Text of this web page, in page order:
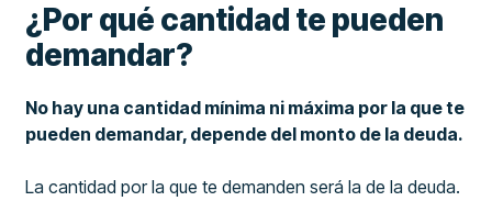
¿Por qué cantidad te pueden
demandar?
No hay una cantidad mínima ni máxima por la que te
pueden demandar, depende del monto de la deuda.
La cantidad por la que te demanden será la de la deuda.